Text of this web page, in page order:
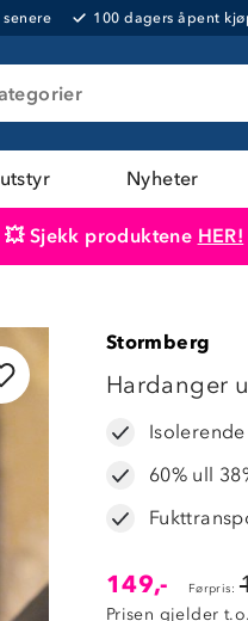
100 dagers åpent
Nyheter
💥 Sjekk produktene HER!
Stormberg
Hardanger
Isolerende
60% ull
149,- Førpris:
Prisen gjelder